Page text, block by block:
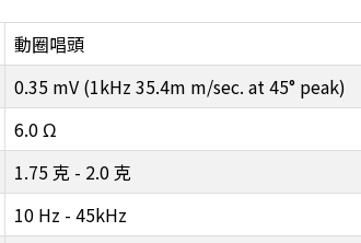
動圈唱頭
0.35 mV (1kHz 35.4m m/sec. at 45° peak)
6.0 Ω
1.75 克 - 2.0 克
10 Hz - 45kHz